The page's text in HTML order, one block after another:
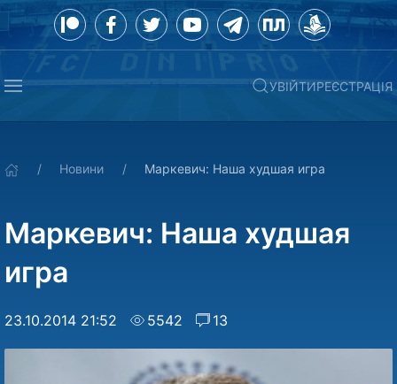
УВІЙТИРЕЄСТРАЦІЯ
Новини Маркевич: Наша худшая игра
Маркевич: Наша худшая
игра
23.10.2014 21:52 5542 13